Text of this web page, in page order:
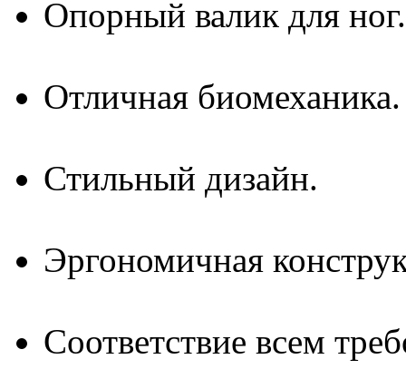
Опорный валик для ног.
Отличная биомеханика.
Стильный дизайн.
Эргономичная
Соответствие всем